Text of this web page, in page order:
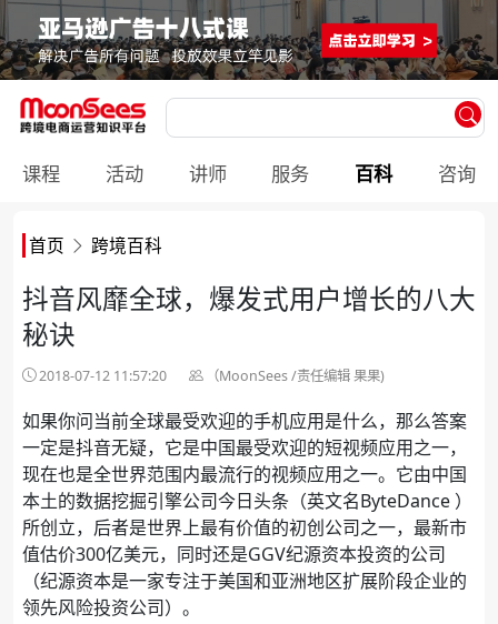
课程 活动 讲师 服务 百科 咨询
首页 跨境百科
抖音风靡全球，爆发式用户增长的八大
秘诀
2018-07-12 11:57:20 （MoonSees /责任编辑 果果)
如果你问当前全球最受欢迎的手机应用是什么，那么答案
一定是抖音无疑，它是中国最受欢迎的短视频应用之一，
现在也是全世界范围内最流行的视频应用之一。它由中国
本土的数据挖掘引擎公司今日头条（英文名ByteDance ）
所创立，后者是世界上最有价值的初创公司之一，最新市
值估价300亿美元，同时还是GGV纪源资本投资的公司
（纪源资本是一家专注于美国和亚洲地区扩展阶段企业的
领先风险投资公司）。